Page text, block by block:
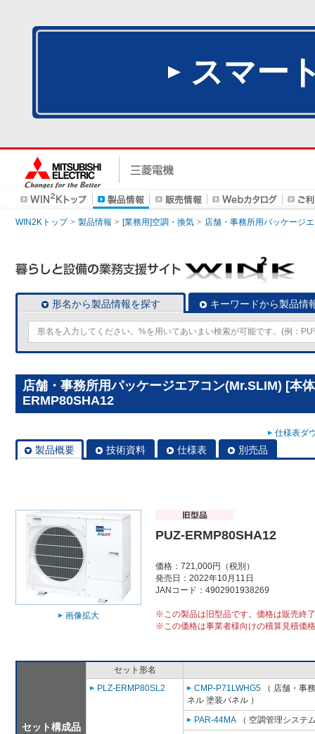
スマー
WIN2Kトップ 製品情報 [業務用]空調・換気 店舗・事務所用パッケージ
形名から製品情報を探す キーワードから製品情
店舗・事務所用パッケージエアコン(Mr.SLIM) [本
ERMP80SHA12
仕様表ダ
製品概要 技術資料 仕様表 別売品
画像拡大
PUZ-ERMP80SHA12
価格：721,000円（税別）
発売日：2022年10月11日
JANコード：4902901938269
※この製品は旧型品です。価格は販売終
※この価格は事業者様向けの積算見積価
セット構成品
セット形名
PLZ-ERMP80SL2
CMP-P71LWHG5 （ 店舗・事
ネル 塗装パネル ）
PAR-44MA （ 空調管理システ